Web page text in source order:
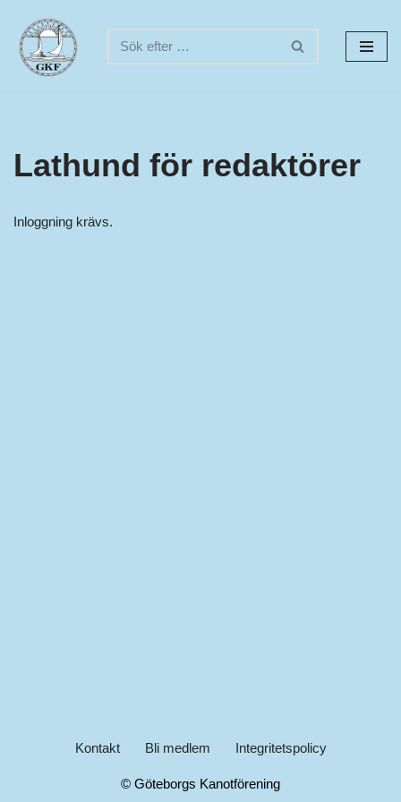
Hoppa
till
Lathund för redaktörer
Inloggning krävs.
Kontakt Bli medlem Integritetspolicy
© Göteborgs Kanotförening